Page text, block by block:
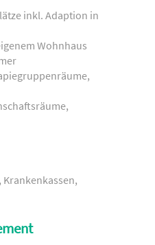
inkl. Adaption in
Wohnhaus
Krankenkassen,